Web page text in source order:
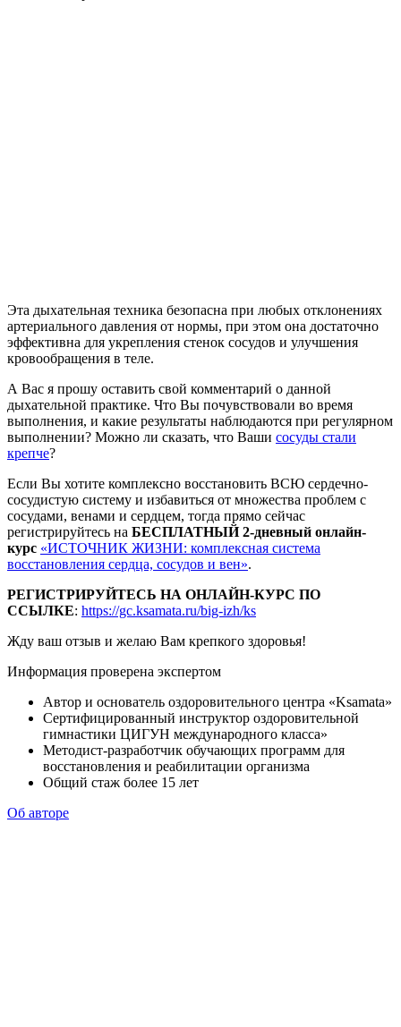
Эта дыхательная техника безопасна при любых отклонениях
артериального давления от нормы, при этом она достаточно
эффективна для укрепления стенок сосудов и улучшения
кровообращения в теле.
А Вас я прошу оставить свой комментарий о данной
дыхательной практике. Что Вы почувствовали во время
выполнения, и какие результаты наблюдаются при регулярном
выполнении? Можно ли сказать, что Ваши сосуды стали
крепче?
Если Вы хотите комплексно восстановить ВСЮ сердечно-
сосудистую систему и избавиться от множества проблем с
сосудами, венами и сердцем, тогда прямо сейчас
регистрируйтесь на БЕСПЛАТНЫЙ 2-дневный онлайн-
курс «ИСТОЧНИК ЖИЗНИ: комплексная система
восстановления сердца, сосудов и вен».
РЕГИСТРИРУЙТЕСЬ НА ОНЛАЙН-КУРС ПО
ССЫЛКЕ: https://gc.ksamata.ru/big-izh/ks
Жду ваш отзыв и желаю Вам крепкого здоровья!
Информация проверена экспертом
Автор и основатель оздоровительного центра «Ksamata»
Сертифицированный инструктор оздоровительной
гимнастики ЦИГУН международного класса»
Методист-разработчик обучающих программ для
восстановления и реабилитации организма
Общий стаж более 15 лет
Об авторе